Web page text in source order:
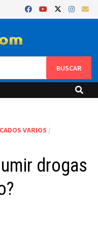
VARIOS /
drogas